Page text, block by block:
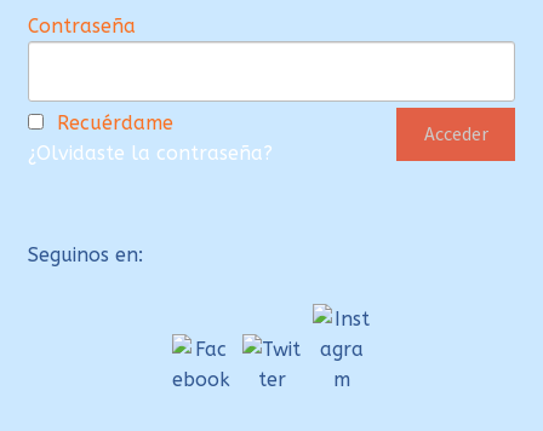
Contraseña
Recuérdame
¿Olvidaste la contraseña?
Seguinos en: